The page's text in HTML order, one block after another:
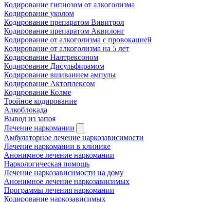
Кодирование гипнозом от алкоголизма
Кодирование уколом
Кодирование препаратом Вивитрол
Кодирование препаратом Аквилонг
Кодирование от алкоголизма с провокацией
Кодирование от алкоголизма на 5 лет
Кодирование Налтрексоном
Кодирование Дисульфирамом
Кодирование вшиванием ампулы
Кодирование Актоплексом
Кодирование Колме
Тройное кодирование
Алкоблокада
Вывод из запоя
Лечение наркомании
Амбулаторное лечение наркозависимости
Лечение наркомании в клинике
Анонимное лечение наркомании
Наркологическая помощь
Лечение наркозависимости на дому
Анонимное лечение наркозависимых
Программы лечения наркомании
Кодирование наркозависимых